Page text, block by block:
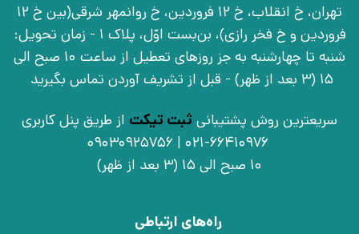
تهران، خ انقلاب، خ 12 فروردین، خ روانمهر شرقی(بین خ 12
فروردین و خ فخر رازی)، بن‌بست اوّل، پلاک 1 - زمان تحویل:
شنبه تا چهارشنبه به جز روزهای تعطیل از ساعت 10 صبح الی
15 (3 بعد از ظهر) - قبل از تشریف آوردن تماس بگیرید
سریعترین روش پشتیبانی ثبت تیکت از طریق پنل کاربری
021-66410976 | 09030925756
10 صبح الی 15 (3 بعد از ظهر)
راه‌های ارتباطی